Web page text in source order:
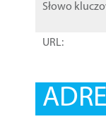
Słowo
URL: